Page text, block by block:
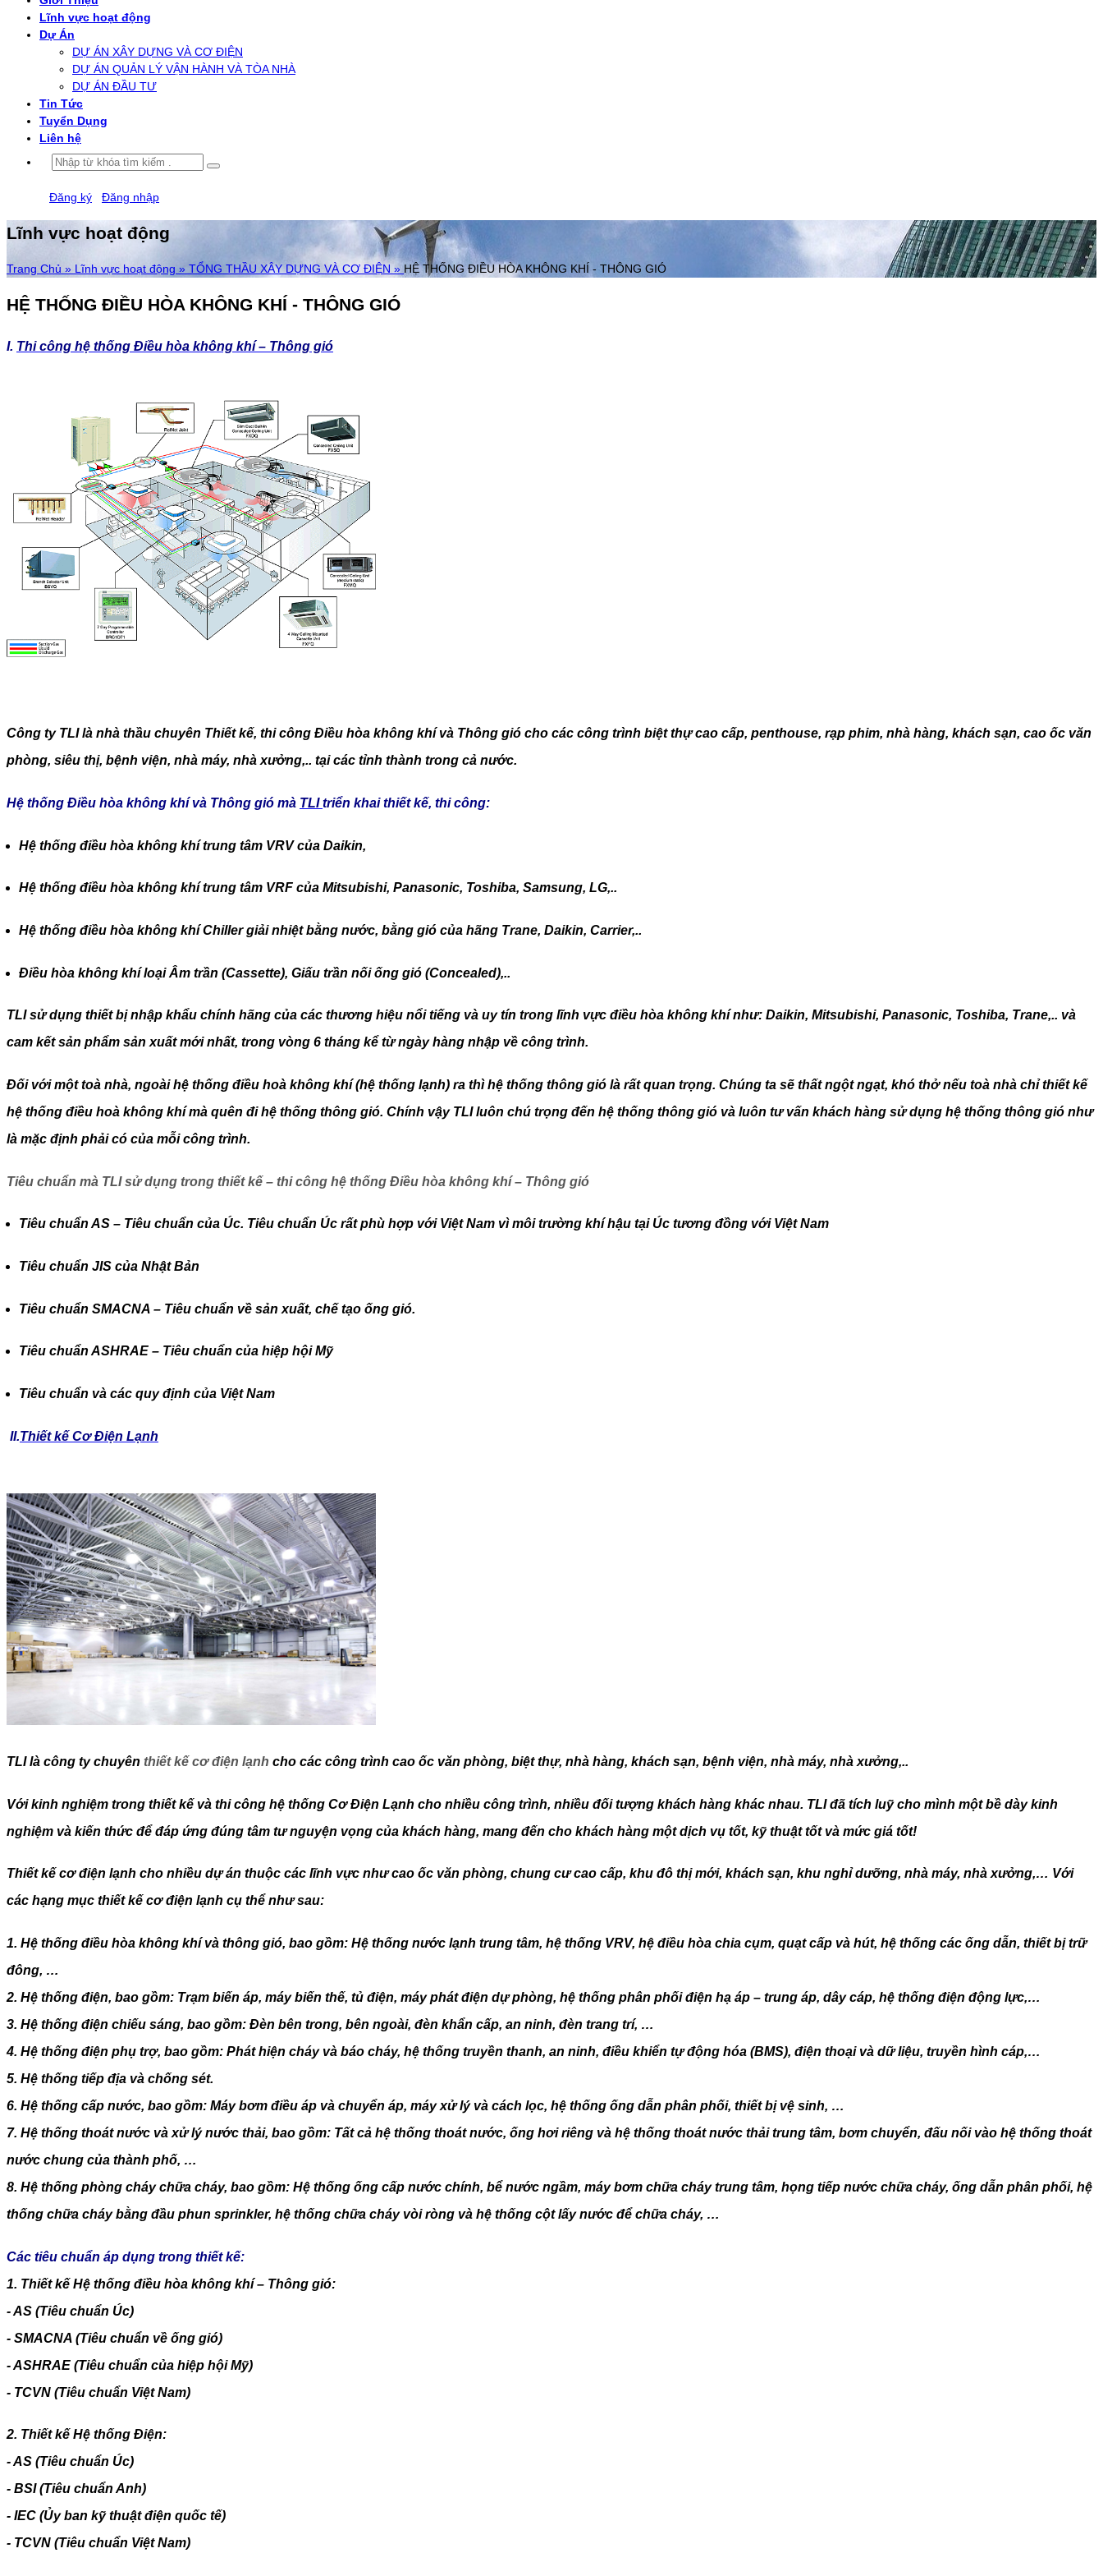
Lĩnh vực hoạt động
Dự Án
DỰ ÁN XÂY DỰNG VÀ CƠ ĐIỆN
DỰ ÁN QUẢN LÝ VẬN HÀNH VÀ TÒA NHÀ
DỰ ÁN ĐẦU TƯ
Tin Tức
Tuyển Dụng
Liên hệ
Đăng ký Đăng nhập
Lĩnh vực hoạt động
Trang Chủ » Lĩnh vực hoạt động » TỔNG THẦU XÂY DỰNG VÀ CƠ ĐIỆN » HỆ THỐNG ĐIỀU HÒA KHÔNG KHÍ - THÔNG GIÓ
HỆ THỐNG ĐIỀU HÒA KHÔNG KHÍ - THÔNG GIÓ
I. Thi công hệ thống Điều hòa không khí – Thông gió
Công ty TLI là nhà thầu chuyên Thiết kế, thi công Điều hòa không khí và Thông gió cho các công trình biệt thự cao cấp, penthouse, rạp phim, nhà hàng, khách sạn, cao ốc văn
phòng, siêu thị, bệnh viện, nhà máy, nhà xưởng,.. tại các tỉnh thành trong cả nước.
Hệ thống Điều hòa không khí và Thông gió mà TLItriển khai thiết kế, thi công:
Hệ thống điều hòa không khí trung tâm VRV của Daikin,
Hệ thống điều hòa không khí trung tâm VRF của Mitsubishi, Panasonic, Toshiba, Samsung, LG,..
Hệ thống điều hòa không khí Chiller giải nhiệt bằng nước, bằng gió của hãng Trane, Daikin, Carrier,..
Điều hòa không khí loại Âm trần (Cassette), Giấu trần nối ống gió (Concealed),..
TLI sử dụng thiết bị nhập khẩu chính hãng của các thương hiệu nổi tiếng và uy tín trong lĩnh vực điều hòa không khí như: Daikin, Mitsubishi, Panasonic, Toshiba, Trane,.. và
cam kết sản phẩm sản xuất mới nhất, trong vòng 6 tháng kể từ ngày hàng nhập về công trình.
Đối với một toà nhà, ngoài hệ thống điều hoà không khí (hệ thống lạnh) ra thì hệ thống thông gió là rất quan trọng. Chúng ta sẽ thất ngột ngạt, khó thở nếu toà nhà chỉ thiết kế
hệ thống điều hoà không khí mà quên đi hệ thống thông gió. Chính vậy TLI luôn chú trọng đến hệ thống thông gió và luôn tư vấn khách hàng sử dụng hệ thống thông gió như
là mặc định phải có của mỗi công trình.
Tiêu chuẩn mà TLI sử dụng trong thiết kế – thi công hệ thống Điều hòa không khí – Thông gió
Tiêu chuẩn AS – Tiêu chuẩn của Úc. Tiêu chuẩn Úc rất phù hợp với Việt Nam vì môi trường khí hậu tại Úc tương đồng với Việt Nam
Tiêu chuẩn JIS của Nhật Bản
Tiêu chuẩn SMACNA – Tiêu chuẩn về sản xuất, chế tạo ống gió.
Tiêu chuẩn ASHRAE – Tiêu chuẩn của hiệp hội Mỹ
Tiêu chuẩn và các quy định của Việt Nam
II.Thiết kế Cơ Điện Lạnh
TLI là công ty chuyên thiết kế cơ điện lạnh cho các công trình cao ốc văn phòng, biệt thự, nhà hàng, khách sạn, bệnh viện, nhà máy, nhà xưởng,..
Với kinh nghiệm trong thiết kế và thi công hệ thống Cơ Điện Lạnh cho nhiều công trình, nhiều đối tượng khách hàng khác nhau. TLI đã tích luỹ cho mình một bề dày kinh
nghiệm và kiến thức để đáp ứng đúng tâm tư nguyện vọng của khách hàng, mang đến cho khách hàng một dịch vụ tốt, kỹ thuật tốt và mức giá tốt!
Thiết kế cơ điện lạnh cho nhiều dự án thuộc các lĩnh vực như cao ốc văn phòng, chung cư cao cấp, khu đô thị mới, khách sạn, khu nghỉ dưỡng, nhà máy, nhà xưởng,… Với
các hạng mục thiết kế cơ điện lạnh cụ thể như sau:
1. Hệ thống điều hòa không khí và thông gió, bao gồm: Hệ thống nước lạnh trung tâm, hệ thống VRV, hệ điều hòa chia cụm, quạt cấp và hút, hệ thống các ống dẫn, thiết bị trữ
đông, …
2. Hệ thống điện, bao gồm: Trạm biến áp, máy biến thế, tủ điện, máy phát điện dự phòng, hệ thống phân phối điện hạ áp – trung áp, dây cáp, hệ thống điện động lực,…
3. Hệ thống điện chiếu sáng, bao gồm: Đèn bên trong, bên ngoài, đèn khẩn cấp, an ninh, đèn trang trí, …
4. Hệ thống điện phụ trợ, bao gồm: Phát hiện cháy và báo cháy, hệ thống truyền thanh, an ninh, điều khiển tự động hóa (BMS), điện thoại và dữ liệu, truyền hình cáp,…
5. Hệ thống tiếp địa và chống sét.
6. Hệ thống cấp nước, bao gồm: Máy bơm điều áp và chuyển áp, máy xử lý và cách lọc, hệ thống ống dẫn phân phối, thiết bị vệ sinh, …
7. Hệ thống thoát nước và xử lý nước thải, bao gồm: Tất cả hệ thống thoát nước, ống hơi riêng và hệ thống thoát nước thải trung tâm, bơm chuyển, đấu nối vào hệ thống thoát
nước chung của thành phố, …
8. Hệ thống phòng cháy chữa cháy, bao gồm: Hệ thống ống cấp nước chính, bể nước ngầm, máy bơm chữa cháy trung tâm, họng tiếp nước chữa cháy, ống dẫn phân phối, hệ
thống chữa cháy bằng đầu phun sprinkler, hệ thống chữa cháy vòi ròng và hệ thống cột lấy nước để chữa cháy, …
Các tiêu chuẩn áp dụng trong thiết kế:
1. Thiết kế Hệ thống điều hòa không khí – Thông gió:
- AS (Tiêu chuẩn Úc)
- SMACNA (Tiêu chuẩn về ống gió)
- ASHRAE (Tiêu chuẩn của hiệp hội Mỹ)
- TCVN (Tiêu chuẩn Việt Nam)
2. Thiết kế Hệ thống Điện:
- AS (Tiêu chuẩn Úc)
- BSI (Tiêu chuẩn Anh)
- IEC (Ủy ban kỹ thuật điện quốc tế)
- TCVN (Tiêu chuẩn Việt Nam)